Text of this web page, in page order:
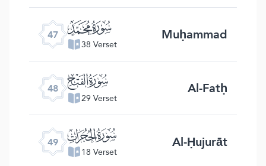
47 ﯜ
38 Verset Muḥammad
48 ﯝ
29 Verset Al-Fatḥ
49 ﯞ
18 Verset Al-Ḥujurāt